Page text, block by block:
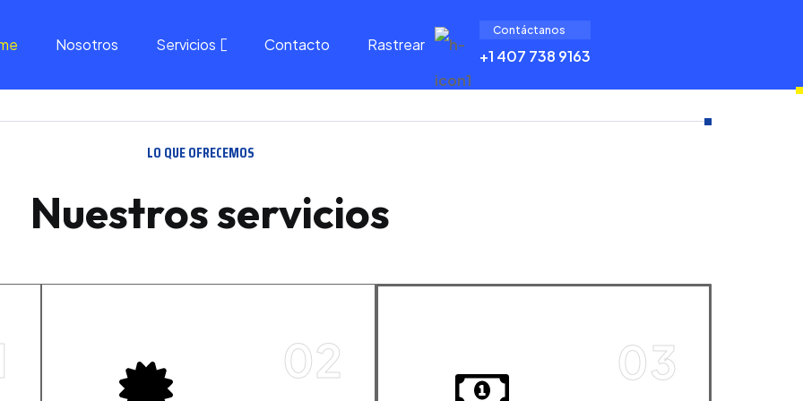
Nosotros Servicios Contacto Rastrear
Contáctanos
+1 407 738 9163
LO QUE OFRECEMOS
Nuestros servicios
02 03